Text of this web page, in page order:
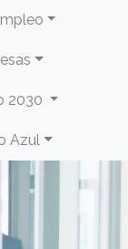
2030
Azul